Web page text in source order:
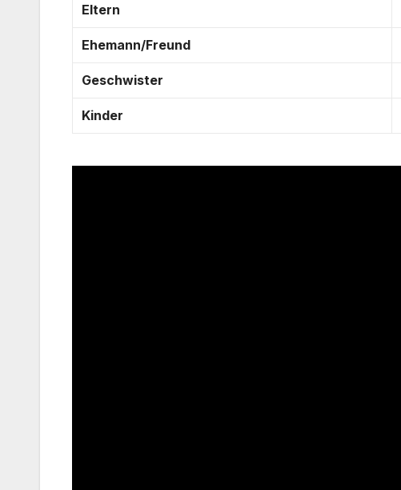
Eltern
Ehemann/Freund
Geschwister
Kinder